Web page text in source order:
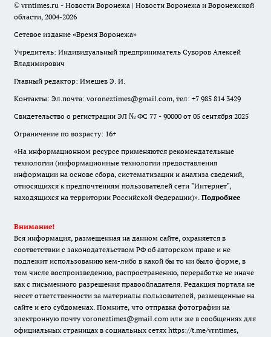
© vrntimes.ru - Новости Воронежа | Новости Воронежа и Воронежской
области, 2004-2026
Сетевое издание «Время Воронежа»
Учредитель: Индивидуальный предприниматель Суворов Алексей
Владимирович
Главный редактор: Имешев Э. И.
Контакты: Эл.почта: voroneztimes@gmail.com, тел: +7 985 814 3429
Свидетельство о регистрации ЭЛ № ФС 77 - 90000 от 05 сентября 2025
Ограничение по возрасту: 16+
«На информационном ресурсе применяются рекомендательные
технологии (информационные технологии предоставления
информации на основе сбора, систематизации и анализа сведений,
относящихся к предпочтениям пользователей сети "Интернет",
находящихся на территории Российской Федерации)». Подробнее
Внимание!
Вся информация, размещенная на данном сайте, охраняется в
соответствии с законодательством РФ об авторском праве и не
подлежит использованию кем-либо в какой бы то ни было форме, в
том числе воспроизведению, распространению, переработке не иначе
как с письменного разрешения правообладателя. Редакция портала не
несет ответственности за материалы пользователей, размещенные на
сайте и его субдоменах. Помните, что отправка фотографии на
электронную почту voroneztimes@gmail.com или же в сообщениях для
официальных страницах в социальных сетях https://t.me/vrntimes,